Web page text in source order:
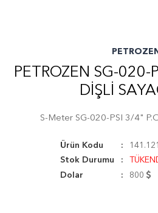
PETROZEN
PETROZEN SG-020-
DIŞLI
S-Meter SG-020-PSI 3/4"
Ürün Kodu
Stok Durumu
Dolar
800